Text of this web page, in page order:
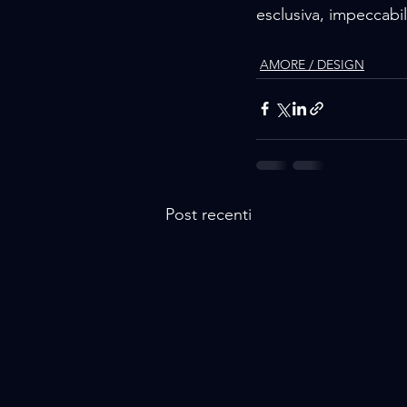
esclusiva,
AMORE / DESIGN
Post recenti